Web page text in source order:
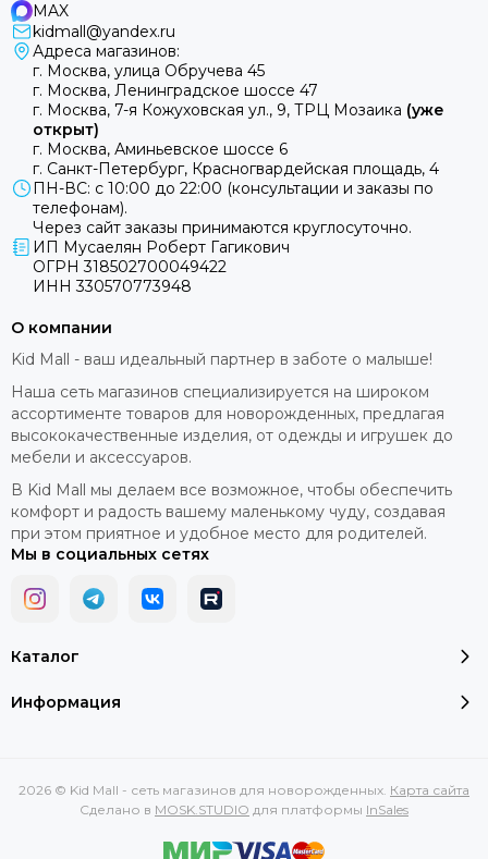
MAX
kidmall@yandex.ru
Адреса магазинов:
г. Москва, улица Обручева 45
г. Москва, Ленинградское шоссе 47
г. Москва, 7-я Кожуховская ул., 9, ТРЦ Мозаика (уже
открыт)
г. Москва, Аминьевское шоссе 6
г. Санкт-Петербург, Красногвардейская площадь, 4
ПН-ВС: с 10:00 до 22:00 (консультации и заказы по
телефонам).
Через сайт заказы принимаются круглосуточно.
ИП Мусаелян Роберт Гагикович
ОГРН 318502700049422
ИНН 330570773948
Каталог
Информация
О компании
Kid Mall - ваш идеальный партнер в заботе о малыше!
Наша сеть магазинов специализируется на широком
ассортименте товаров для новорожденных, предлагая
высококачественные изделия, от одежды и игрушек до
мебели и аксессуаров.
В Kid Mall мы делаем все возможное, чтобы обеспечить
комфорт и радость вашему маленькому чуду, создавая
при этом приятное и удобное место для родителей.
Мы в социальных сетях
2026 © Kid Mall - сеть магазинов для новорожденных. Карта сайта
Сделано в MOSK.STUDIO для платформы InSales